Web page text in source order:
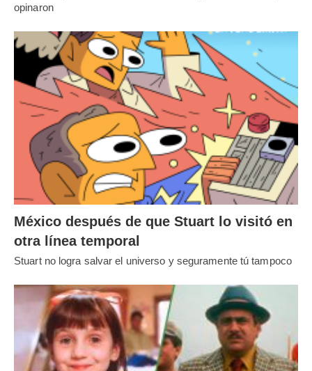
opinaron
México después de que Stuart lo visitó en
otra línea temporal
Stuart no logra salvar el universo y seguramente tú tampoco